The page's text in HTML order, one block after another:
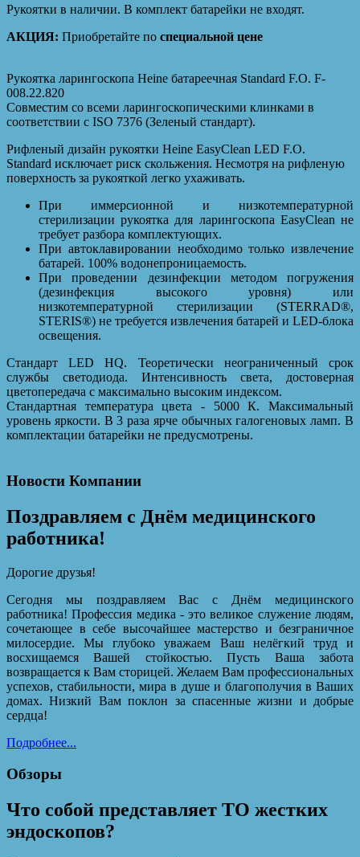
Рукоятки в наличии. В комплект батарейки не входят.
АКЦИЯ: Приобретайте по специальной цене
Рукоятка ларингоскопа Heine батареечная Standard F.O. F-
008.22.820
Совместим со всеми ларингоскопическими клинками в
соответствии с ISO 7376 (Зеленый стандарт).
Рифленый дизайн рукоятки Heine EasyClean LED F.O.
Standard исключает риск скольжения. Несмотря на рифленую
поверхность за рукояткой легко ухаживать.
При иммерсионной и низкотемпературной
стерилизации рукоятка для ларингоскопа EasyClean не
требует разбора комплектующих.
При автоклавировании необходимо только извлечение
батарей. 100% водонепроницаемость.
При проведении дезинфекции методом погружения
(дезинфекция высокого уровня) или
низкотемпературной стерилизации (STERRAD®,
STERIS®) не требуется извлечения батарей и LED-блока
освещения.
Стандарт LED HQ. Теоретически неограниченный срок
службы светодиода. Интенсивность света, достоверная
цветопередача с максимально высоким индексом.
Стандартная температура цвета - 5000 К. Максимальный
уровень яркости. В 3 раза ярче обычных галогеновых ламп. В
комплектации батарейки не предусмотрены.
Новости Компании
Поздравляем с Днём медицинского
работника!
Дорогие друзья!
Сегодня мы поздравляем Вас с Днём медицинского
работника! Профессия медика - это великое служение людям,
сочетающее в себе высочайшее мастерство и безграничное
милосердие. Мы глубоко уважаем Ваш нелёгкий труд и
восхищаемся Вашей стойкостью. Пусть Ваша забота
возвращается к Вам сторицей. Желаем Вам профессиональных
успехов, стабильности, мира в душе и благополучия в Ваших
домах. Низкий Вам поклон за спасенные жизни и добрые
сердца!
Подробнее...
Обзоры
Что собой представляет ТО жестких
эндоскопов?